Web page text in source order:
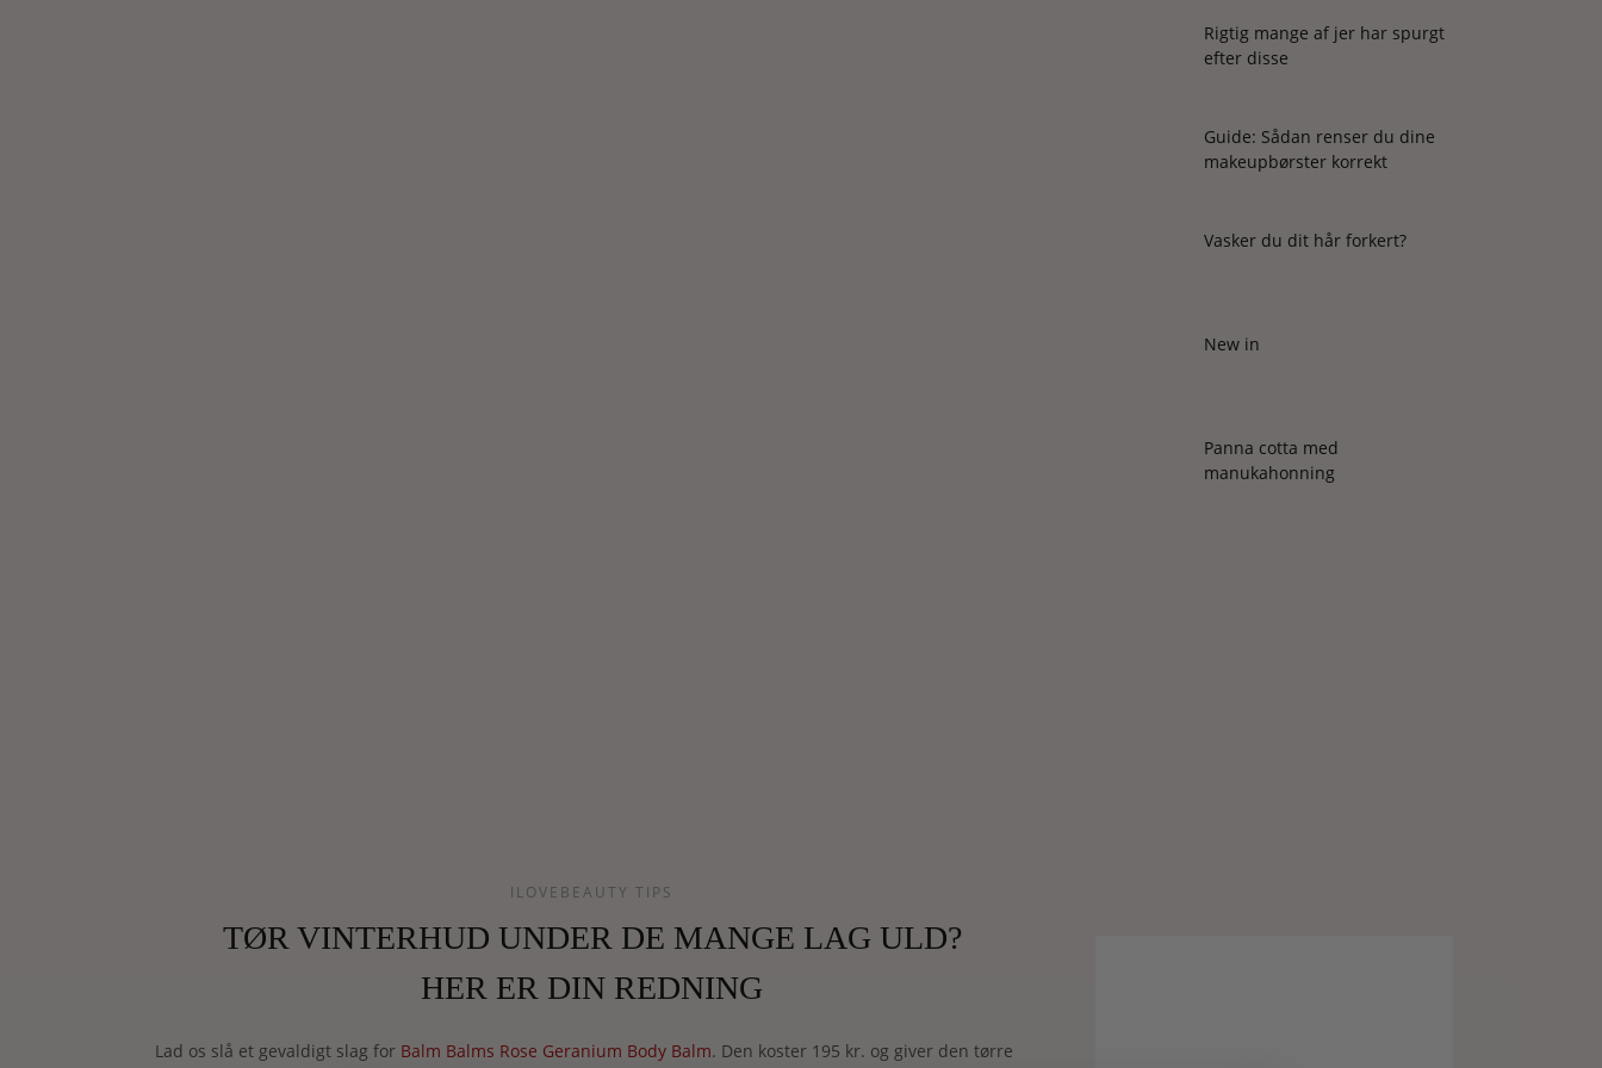
ILOVEBEAUTY TIPS
TØR VINTERHUD UNDER DE MANGE LAG ULD?
HER ER DIN REDNING
Lad os slå et gevaldigt slag for Balm Balms Rose Geranium Body Balm. Den koster 195 kr. og giver den tørre
Rigtig mange af jer har spurgt
efter disse
Guide: Sådan renser du dine
makeupbørster korrekt
Vasker du dit hår forkert?
New in
Panna cotta med
manukahonning